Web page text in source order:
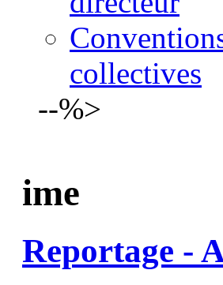
collectives
--%>
ime
Reportage -